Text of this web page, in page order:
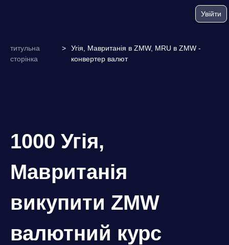
Увійти
титульна
сторінка
>
Угія, Мавританія в ZMW, MRU в ZMW -
конвертер валют
1000 Угія,
Мавританія
викупити ZMW
валютний курс